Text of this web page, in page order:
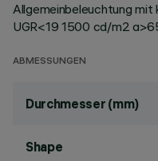
Allgemeinbeleuchtung
UGR<19 1500 cd/m2
ABMESSUNGEN
Durchmesser (mm)
Shape